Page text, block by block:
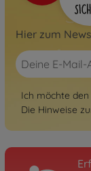
Hier zum
Ich möchte
Die Hinweise